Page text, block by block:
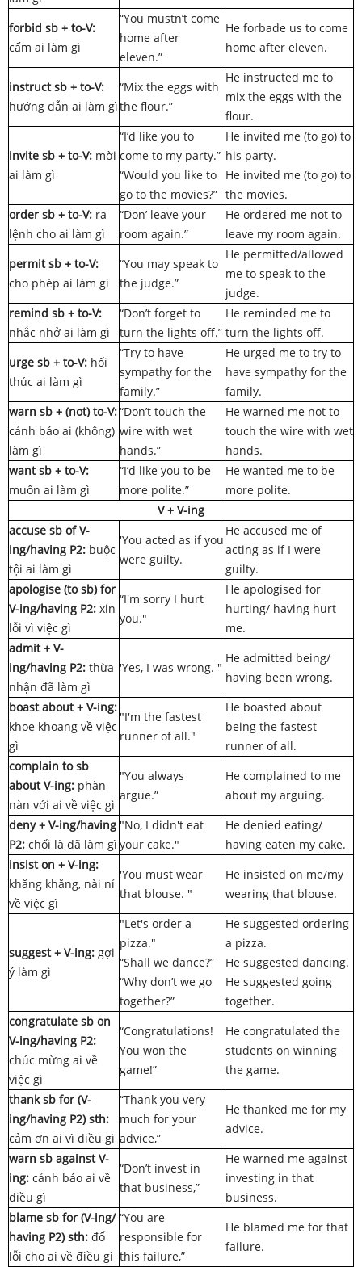
forbid sb + to-V:
cấm ai làm gì
“You mustn’t come
home after
eleven.”
He forbade us to come
home after eleven.
instruct sb + to-V:
hướng dẫn ai làm gì
“Mix the eggs with
the flour.”
He instructed me to
mix the eggs with the
flour.
invite sb + to-V: mời
ai làm gì
“I’d like you to
come to my party.”
“Would you like to
go to the movies?”
He invited me (to go) to
his party.
He invited me (to go) to
the movies.
order sb + to-V: ra
lệnh cho ai làm gì
“Don’ leave your
room again.”
He ordered me not to
leave my room again.
permit sb + to-V:
cho phép ai làm gì
“You may speak to
the judge.”
He permitted/allowed
me to speak to the
judge.
remind sb + to-V:
nhắc nhở ai làm gì
“Don’t forget to
turn the lights off.”
He reminded me to
turn the lights off.
urge sb + to-V: hối
thúc ai làm gì
“Try to have
sympathy for the
family.”
He urged me to try to
have sympathy for the
family.
warn sb + (not) to-V:
cảnh báo ai (không)
làm gì
“Don’t touch the
wire with wet
hands.”
He warned me not to
touch the wire with wet
hands.
want sb + to-V:
muốn ai làm gì
“I’d like you to be
more polite.”
He wanted me to be
more polite.
V + V-ing
accuse sb of V-
ing/having P2: buộc
tội ai làm gì
'You acted as if you
were guilty.
He accused me of
acting as if I were
guilty.
apologise (to sb) for
V-ing/having P2: xin
lỗi vì việc gì
“I'm sorry I hurt
you."
He apologised for
hurting/ having hurt
me.
admit + V-
ing/having P2: thừa
nhận đã làm gì
'Yes, I was wrong. "
He admitted being/
having been wrong.
boast about + V-ing:
khoe khoang về việc
gì
"I'm the fastest
runner of all."
He boasted about
being the fastest
runner of all.
complain to sb
about V-ing: phàn
nàn với ai về việc gì
"You always
argue.”
He complained to me
about my arguing.
deny + V-ing/having
P2: chối là đã làm gì
"No, I didn't eat
your cake."
He denied eating/
having eaten my cake.
insist on + V-ing:
khăng khăng, nài nỉ
về việc gì
'You must wear
that blouse. "
He insisted on me/my
wearing that blouse.
suggest + V-ing: gợi
ý làm gì
"Let's order a
pizza."
“Shall we dance?”
“Why don’t we go
together?”
He suggested ordering
a pizza.
He suggested dancing.
He suggested going
together.
congratulate sb on
V-ing/having P2:
chúc mừng ai về
việc gì
“Congratulations!
You won the
game!”
He congratulated the
students on winning
the game.
thank sb for (V-
ing/having P2) sth:
cảm ơn ai vì điều gì
“Thank you very
much for your
advice,”
He thanked me for my
advice.
warn sb against V-
ing: cảnh báo ai về
điều gì
“Don’t invest in
that business,”
He warned me against
investing in that
business.
blame sb for (V-ing/
having P2) sth: đổ
lỗi cho ai về điều gì
“You are
responsible for
this failure,”
He blamed me for that
failure.